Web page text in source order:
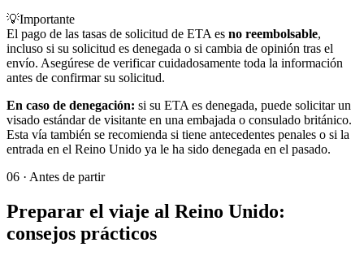
💡Importante
El pago de las tasas de solicitud de ETA es no reembolsable,
incluso si su solicitud es denegada o si cambia de opinión tras el
envío. Asegúrese de verificar cuidadosamente toda la información
antes de confirmar su solicitud.
En caso de denegación: si su ETA es denegada, puede solicitar un
visado estándar de visitante en una embajada o consulado británico.
Esta vía también se recomienda si tiene antecedentes penales o si la
entrada en el Reino Unido ya le ha sido denegada en el pasado.
06 · Antes de partir
Preparar el viaje al Reino Unido:
consejos prácticos